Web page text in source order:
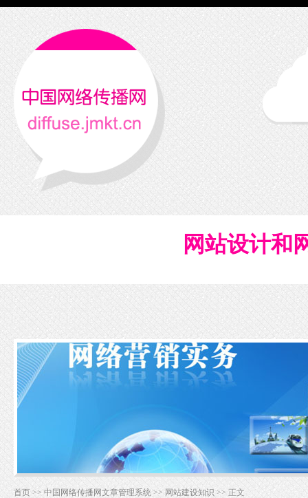
网站设计和
首页 >> 中国网络传播网文章管理系统 >> 网站建设知识 >> 正文